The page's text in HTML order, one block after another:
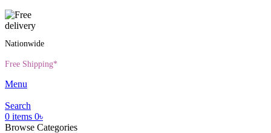
Nationwide
Free Shipping*
Menu
Search
0 items 0৳
Browse Categories